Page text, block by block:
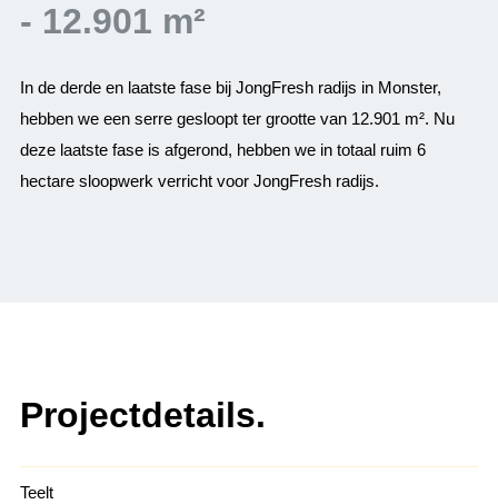
- 12.901 m²
In de derde en laatste fase bij JongFresh radijs in Monster,
hebben we een serre gesloopt ter grootte van 12.901 m². Nu
deze laatste fase is afgerond, hebben we in totaal ruim 6
hectare sloopwerk verricht voor JongFresh radijs.
Projectdetails.
Teelt